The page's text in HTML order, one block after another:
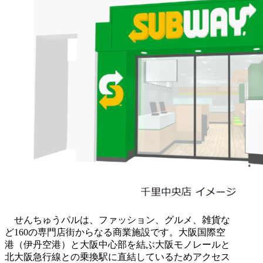
せんちゅうパルは、ファッション、グルメ、雑貨な
ど160の専門店街からなる商業施設です。大阪国際空
港（伊丹空港）と大阪中心部を結ぶ大阪モノレールと
北大阪急行線との乗換駅に直結しているためアクセス